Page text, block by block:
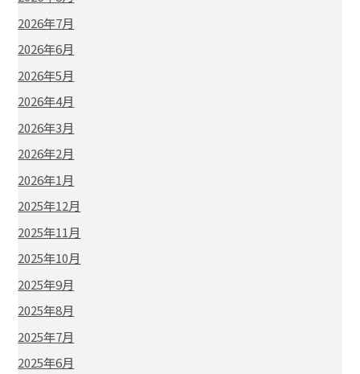
2026年7月
2026年6月
2026年5月
2026年4月
2026年3月
2026年2月
2026年1月
2025年12月
2025年11月
2025年10月
2025年9月
2025年8月
2025年7月
2025年6月